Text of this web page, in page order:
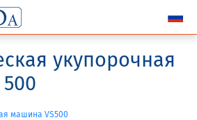
укупорочная
машина VS500